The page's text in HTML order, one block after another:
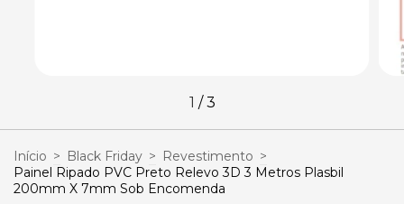
1 /3
Início > Black Friday > Revestimento >
Painel Ripado PVC Preto Relevo 3D 3 Metros Plasbil
200mm X 7mm Sob Encomenda